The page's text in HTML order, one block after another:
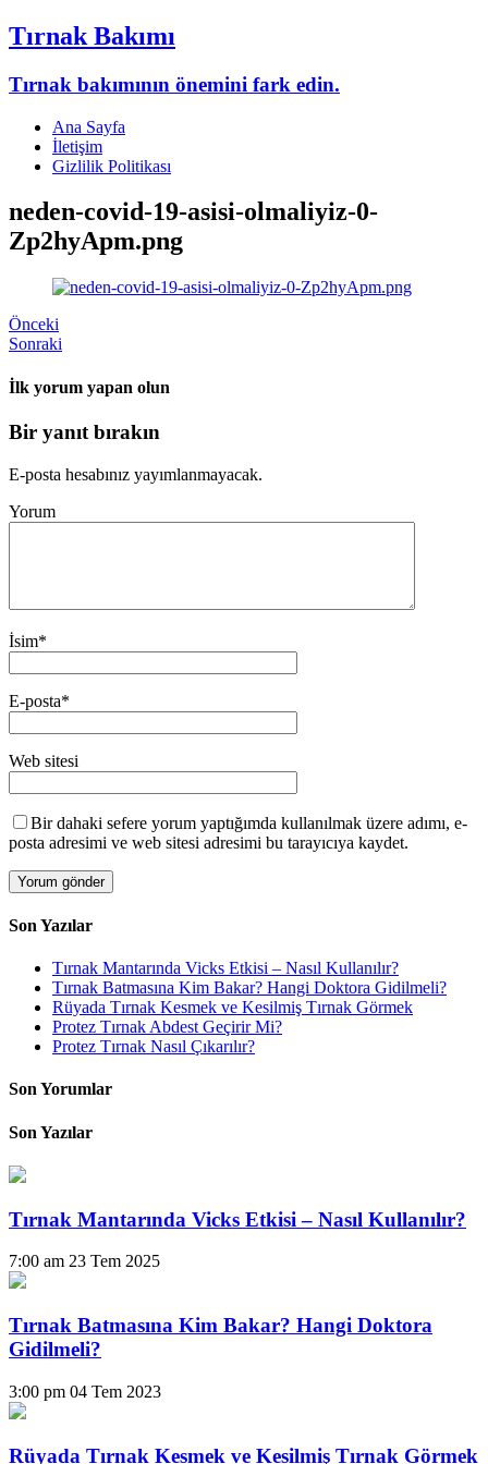
Tırnak Bakımı
Tırnak bakımının önemini fark edin.
Ana Sayfa
İletişim
Gizlilik Politikası
neden-covid-19-asisi-olmaliyiz-0-
Zp2hyApm.png
Önceki
Sonraki
İlk yorum yapan olun
Bir yanıt bırakın
E-posta hesabınız yayımlanmayacak.
Yorum
İsim*
E-posta*
Web sitesi
Bir dahaki sefere yorum yaptığımda kullanılmak üzere adımı, e-
posta adresimi ve web sitesi adresimi bu tarayıcıya kaydet.
Son Yazılar
Tırnak Mantarında Vicks Etkisi – Nasıl Kullanılır?
Tırnak Batmasına Kim Bakar? Hangi Doktora Gidilmeli?
Rüyada Tırnak Kesmek ve Kesilmiş Tırnak Görmek
Protez Tırnak Abdest Geçirir Mi?
Protez Tırnak Nasıl Çıkarılır?
Son Yorumlar
Son Yazılar
Tırnak Mantarında Vicks Etkisi – Nasıl Kullanılır?
7:00 am 23 Tem 2025
Tırnak Batmasına Kim Bakar? Hangi Doktora
Gidilmeli?
3:00 pm 04 Tem 2023
Rüyada Tırnak Kesmek ve Kesilmiş Tırnak Görmek